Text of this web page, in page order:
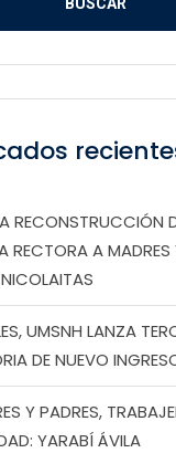
RECONSTRUCCIÓN
RECTORA A MADRES
UMSNH LANZA
DE NUEVO
Y PADRES,
YARABÍ ÁVILA